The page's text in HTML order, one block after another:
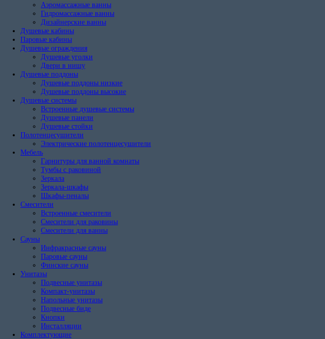
Аэромассажные ванны
Гидромассажные ванны
Дизайнерские ванны
Душевые кабины
Паровые кабины
Душевые ограждения
Душевые уголки
Двери в нишу
Душевые поддоны
Душевые поддоны низкие
Душевые поддоны высокие
Душевые системы
Встроенные душевые системы
Душевые панели
Душевые стойки
Полотенцесушители
Электрические полотенцесушители
Мебель
Гарнитуры для ванной комнаты
Тумбы с раковиной
Зеркала
Зеркала-шкафы
Шкафы-пеналы
Смесители
Встроенные смесители
Смесители для раковины
Смесители для ванны
Сауны
Инфракрасные сауны
Паровые сауны
Финские сауны
Унитазы
Подвесные унитазы
Компакт-унитазы
Напольные унитазы
Подвесные биде
Кнопки
Инсталляции
Комплектующие